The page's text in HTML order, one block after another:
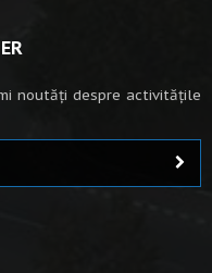
noutăți despre activitățile